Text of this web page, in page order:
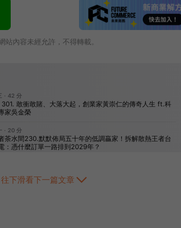
站內容未經允許，不得轉載。
往下滑看下一篇文章